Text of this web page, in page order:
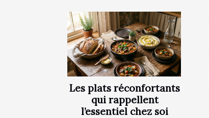
Les plats réconfortants
qui rappellent
l’essentiel chez soi